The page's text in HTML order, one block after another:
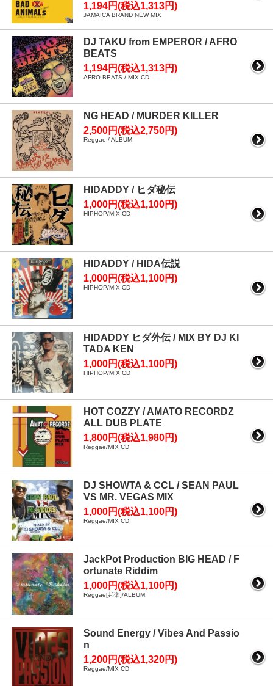
1,194円(税込1,313円)
JAMAICA BRAND NEW MIX
DJ TAKU from EMPEROR / AFRO
BEATS
1,194円(税込1,313円)
AFRO BEATS / MIX CD
NG HEAD / MURDER KILLER
2,500円(税込2,750円)
Reggae / ALBUM
HIDADDY / ヒダ秘伝
1,000円(税込1,100円)
HIPHOP/MIX CD
HIDADDY / HIDA伝説
1,000円(税込1,100円)
HIPHOP/MIX CD
HIDADDY ヒダ外伝 / MIX BY DJ KI
TADA KEN
1,000円(税込1,100円)
HIPHOP/MIX CD
HOT COZZY / AMATO RECORDZ
ALL DUB PLATE
1,800円(税込1,980円)
Reggae/MIX CD
DJ SHOWTA & CCL / SEAN PAUL
VS MR. VEGAS MIX
1,000円(税込1,100円)
Reggae/MIX CD
JackPot Production BIG HEAD / F
ortunate Riddim
1,000円(税込1,100円)
Reggae[邦楽]/ALBUM
Sound Energy / Vibes And Passio
n
1,200円(税込1,320円)
Reggae/MIX CD